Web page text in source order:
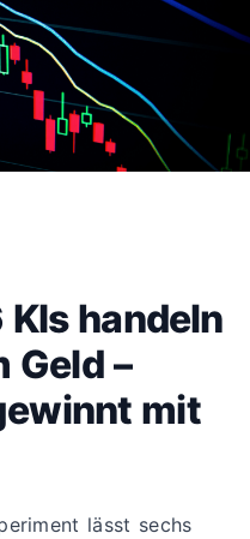
handeln
Geld –
mit
lässt sechs